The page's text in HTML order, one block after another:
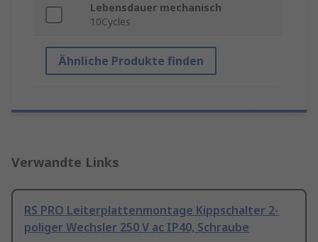
Lebensdauer mechanisch
10Cycles
Ähnliche Produkte finden
Verwandte Links
RS PRO Leiterplattenmontage Kippschalter 2-
poliger Wechsler 250 V ac IP40, Schraube